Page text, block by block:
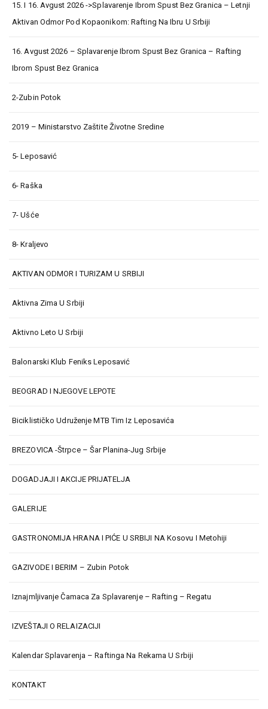
15. I 16. Avgust 2026 ->Splavarenje Ibrom Spust Bez Granica – Letnji
Aktivan Odmor Pod Kopaonikom: Rafting Na Ibru U Srbiji
16. Avgust 2026 – Splavarenje Ibrom Spust Bez Granica – Rafting
Ibrom Spust Bez Granica
2-Zubin Potok
2019 – Ministarstvo Zaštite Životne Sredine
5- Leposavić
6- Raška
7- Ušće
8- Kraljevo
AKTIVAN ODMOR I TURIZAM U SRBIJI
Aktivna Zima U Srbiji
Aktivno Leto U Srbiji
Balonarski Klub Feniks Leposavić
BEOGRAD I NJEGOVE LEPOTE
Biciklističko Udruženje MTB Tim Iz Leposavića
BREZOVICA -Štrpce – Šar Planina-Jug Srbije
DOGADJAJI I AKCIJE PRIJATELJA
GALERIJE
GASTRONOMIJA HRANA I PIĆE U SRBIJI NA Kosovu I Metohiji
GAZIVODE I BERIM – Zubin Potok
Iznajmljivanje Čamaca Za Splavarenje – Rafting – Regatu
IZVEŠTAJI O RELAIZACIJI
Kalendar Splavarenja – Raftinga Na Rekama U Srbiji
KONTAKT